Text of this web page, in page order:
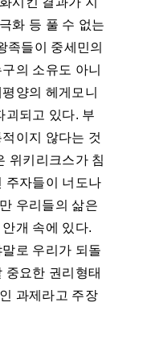
화 등 풀 수 없는
족들이 중세민의
의 소유도 아니
양의 헤게모니
괴되고 있다. 부
이지 않다는 것
위키리크스가 침
주자들이 너도나
우리들의 삶은
개 속에 있다.
로 우리가 되돌
중요한 권리형태
과제라고 주장